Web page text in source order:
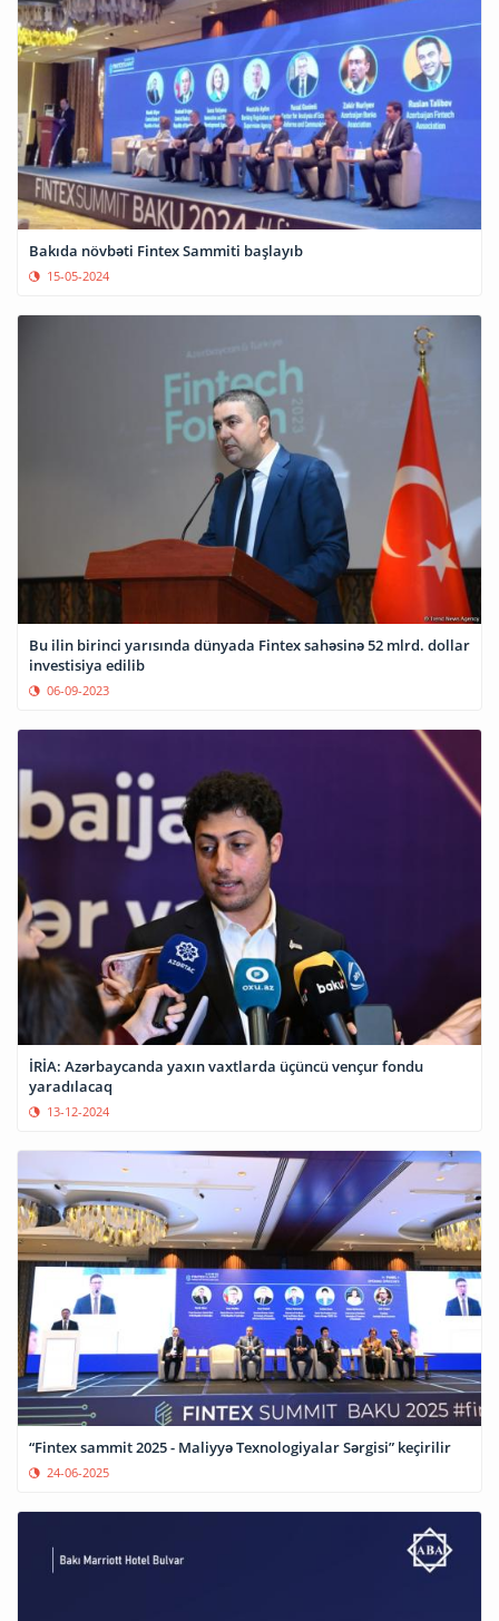
Bakıda növbəti Fintex Sammiti başlayıb
15-05-2024
Bu ilin birinci yarısında dünyada Fintex sahəsinə 52 mlrd. dollar
investisiya edilib
06-09-2023
İRİA: Azərbaycanda yaxın vaxtlarda üçüncü vençur fondu
yaradılacaq
13-12-2024
“Fintex sammit 2025 - Maliyyə Texnologiyalar Sərgisi” keçirilir
24-06-2025